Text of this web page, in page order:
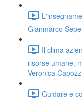
Gianmarco
Il clima
risorse umane,
Veronica
Guidare e